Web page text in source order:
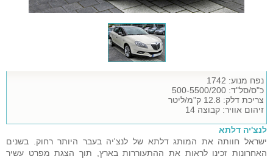
נפח מנוע: 1742
כ"ס/סל"ד: 500-5500/200
צריכת דלק: 12.8 ק"מ/ליטר
זיהום אוויר: קבוצה 14
לנצ'יה דלתא
ישראל חוותה את המותג דלתא של לנצ'יה בעבר היותר רחוק. בשנים
האחרונות זכינו לראות את ההתעוררות בארץ, תוך הצגת מפרט עשיר